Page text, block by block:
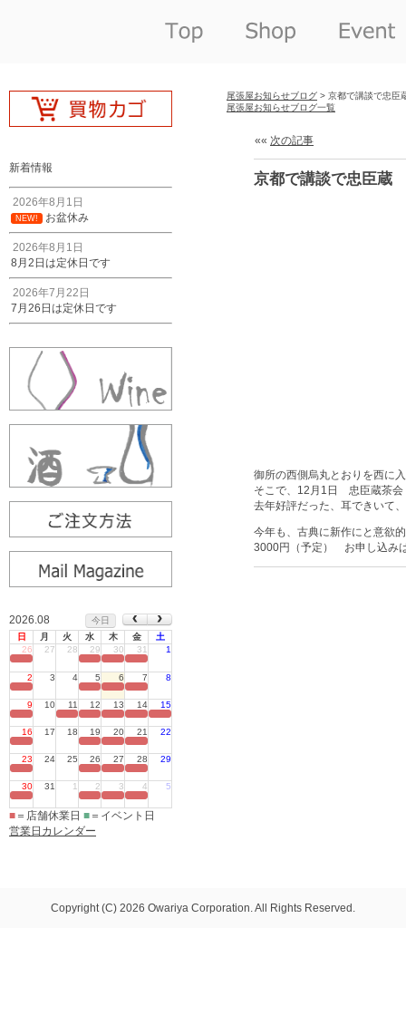
新着情報
2026年8月1日
NEW! お盆休み
2026年8月1日
8月2日は定休日です
2026年7月22日
7月26日は定休日です
2026.08
今日
日
月 火 水 木 金
土
26
27 28 29 30 31 1
2 3 4 5 6 7 8
9 10 11 12 13 14 15
16 17 18 19 20 21 22
23 24 25 26 27 28 29
30 31 1 2 3 4 5
■ ＝店舗休業日 ■ ＝イベント日
営業日カレンダー
尾張屋お知らせブログ > 京都で講談で忠臣
尾張屋お知らせブログ一覧
«« 次の記事
京都で講談で忠臣蔵
御所の西側烏丸とおりを西に
そこで、12月1日 忠臣蔵茶会
去年好評だった、耳できいて
今年も、古典に新作にと意欲
3000円（予定） お申し込
Copyright (C) 2026 Owariya Corporation. All Rights Reserved.